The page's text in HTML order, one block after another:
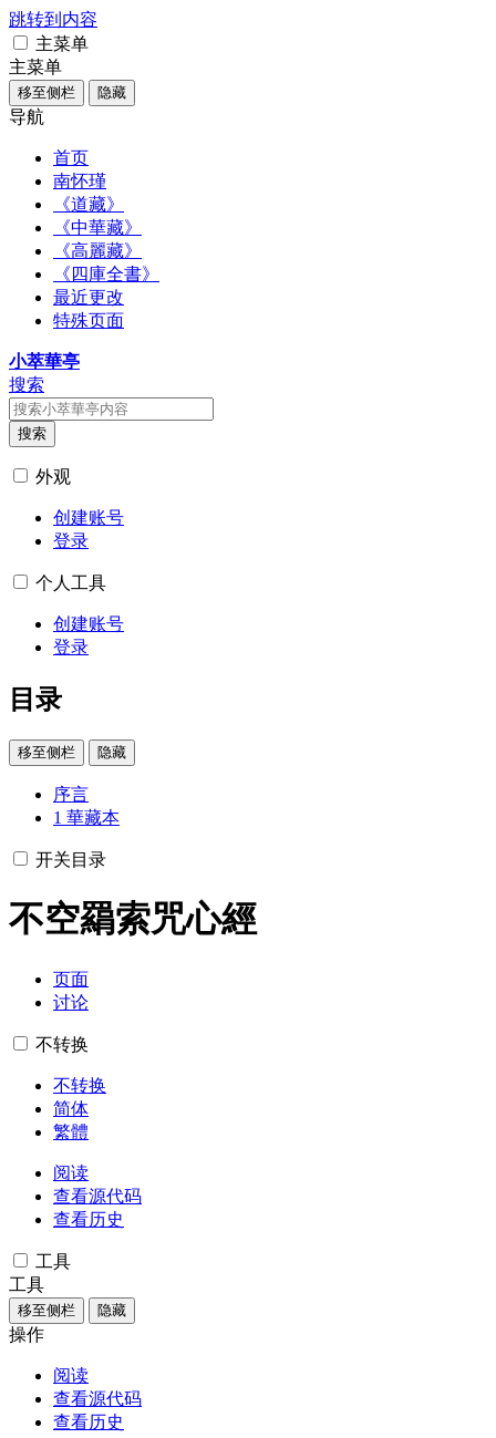
跳转到内容
主菜单
主菜单
移至侧栏 隐藏
导航
首页
南怀瑾
《道藏》
《中華藏》
《高麗藏》
《四庫全書》
最近更改
特殊页面
小萃華亭
搜索
搜索
外观
创建账号
登录
个人工具
创建账号
登录
目录
移至侧栏 隐藏
序言
1 華藏本
开关目录
不空羂索咒心經
页面
讨论
不转换
不转换
简体
繁體
阅读
查看源代码
查看历史
工具
工具
移至侧栏 隐藏
操作
阅读
查看源代码
查看历史